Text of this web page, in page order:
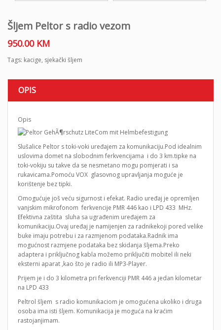
Šljem Peltor s radio vezom
950.00 KM
Tags: kacige, sjekački šljem
OPIS
Opis
Slušalice Peltor s toki-voki uređajem za komunikaciju.Pod idealnim
uslovima domet na slobodnim ferkvencijama i do 3 km.tipke na
toki-vokiju su takve da se nesmetano mogu pomjerati i sa
rukavicama.Pomoću VOX glasovnog upravljanja moguće je
korištenje bez tipki.
Omogućuje još veću sigurnost i efekat. Radio uređaj je opremljen
vanjskim mikrofonom ferkvencije PMR 446 kao i LPD 433 MHz.
Efektivna zaštita sluha sa ugrađenim uređajem za
komunikaciju.Ovaj uređaj je namijenjen za radnikekoji pored velike
buke imaju potrebu i za razmjenom podataka.Radnik ima
mogućnost razmjene podataka bez skidanja šljema.Preko
adaptera i priključnog kabla možemo priključiti mobitel ili neki
eksterni aparat ,kao što je radio ili MP3-Player.
Prijem je i do 3 kilometra pri ferkvenciji PMR 446 a jedan kilometar
na LPD 433
Peltrol šljem s radio komunikaciom je omogućena ukoliko i druga
osoba ima isti šljem. Komunikacija je moguća na kraćim
rastojanjimam.